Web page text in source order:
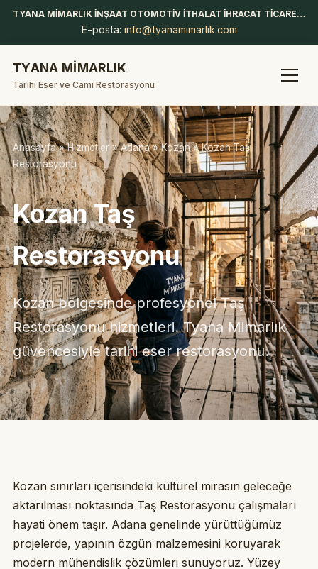
TYANA MİMARLIK İNŞAAT OTOMOTİV İTHALAT İHRACAT TİCARET LİMİTED ŞİRKETİ
E-posta: info@tyanamimarlik.com
TYANA MİMARLIK
Tarihi Eser ve Cami Restorasyonu
Anasayfa»Hizmetler»Adana»Kozan» Kozan Taş
Restorasyonu
Kozan Taş
Restorasyonu
Kozan bölgesinde profesyonel Taş
Restorasyonu hizmetleri. Tyana Mimarlık
güvencesiyle tarihi eser restorasyonu.
Kozan sınırları içerisindeki kültürel mirasın geleceğe
aktarılması noktasında Taş Restorasyonu çalışmaları
hayati önem taşır. Adana genelinde yürüttüğümüz
projelerde, yapının özgün malzemesini koruyarak
modern mühendislik çözümleri sunuyoruz. Yüzey